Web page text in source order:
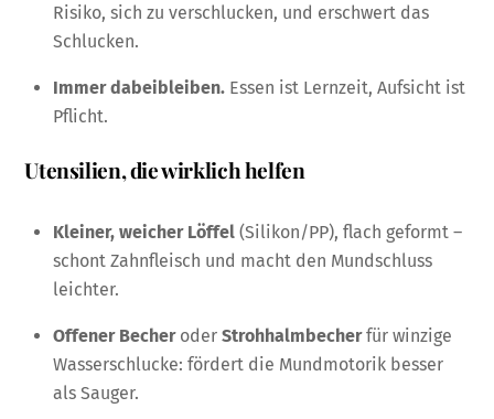
Risiko, sich zu verschlucken, und erschwert das
Schlucken.
Immer dabeibleiben. Essen ist Lernzeit, Aufsicht ist
Pflicht.
Utensilien, die wirklich helfen
Kleiner, weicher Löffel (Silikon/PP), flach geformt –
schont Zahnfleisch und macht den Mundschluss
leichter.
Offener Becheroder Strohhalmbecherfür winzige
Wasserschlucke: fördert die Mundmotorik besser
als Sauger.